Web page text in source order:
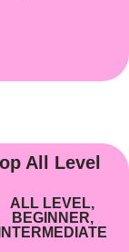
All Level
ALL LEVEL,
BEGINNER,
INTERMEDIATE